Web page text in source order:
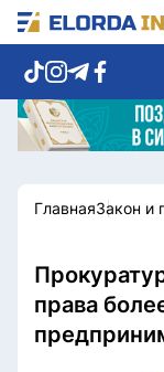
Новости столицы
Спорт
Разное
Видео
Послание
ГлавнаяЗакон и
права